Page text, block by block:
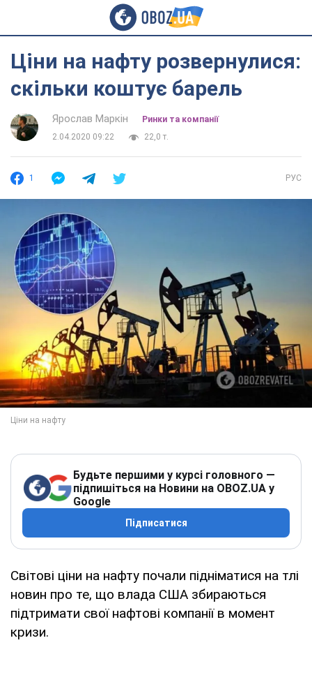
Ціни на нафту розвернулися:
скільки коштує барель
Ярослав Маркін
Ринки та компанії
2.04.2020 09:22
22,0 т.
1 РУС
Будьте першими у курсі головного —
підпишіться на Новини на OBOZ.UA у
Google
Підписатися
Світові ціни на нафту почали підніматися на тлі
новин про те, що влада США збираються
підтримати свої нафтові компанії в момент
кризи.